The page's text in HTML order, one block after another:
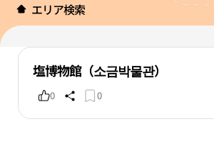
エリア検索
塩博物館（소금박물관）
0 0